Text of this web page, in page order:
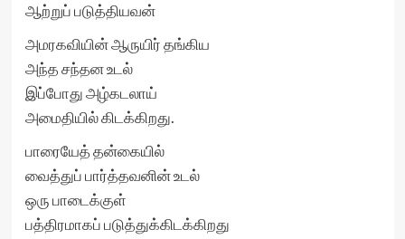
ஆற்றுப் படுத்தியவன்
அமரகவியின் ஆருயிர் தங்கிய
அந்த சந்தன உடல்
இப்போது அழ்கடலாய்
அமைதியில் கிடக்கிறது.
பாரையேத் தன்கையில்
வைத்துப் பார்த்தவனின் உடல்
ஒரு பாடைக்குள்
பத்திரமாகப் படுத்துக்கிடக்கிறது